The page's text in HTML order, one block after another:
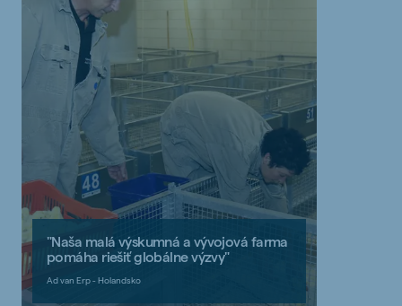
"Naša malá výskumná a vývojová farma
pomáha riešiť globálne výzvy"
Ad van Erp - Holandsko